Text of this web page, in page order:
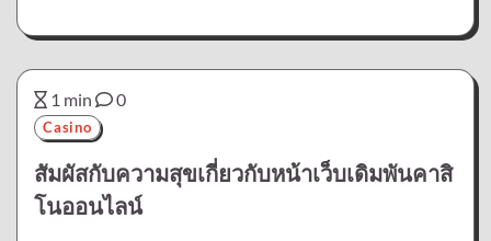
1 min 0
Casino
สัมผัสกับความสุขเกี่ยวกับหน้าเว็บเดิมพันคาสิ
โนออนไลน์